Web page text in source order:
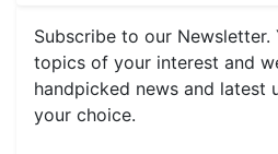
Subscribe to our Newsletter.
topics of your interest and
handpicked news and latest
your choice.